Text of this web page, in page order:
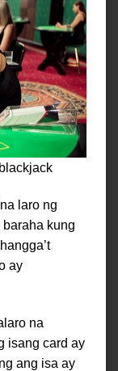
laro ng
kung
ay
na
isang card ay
ang isa ay